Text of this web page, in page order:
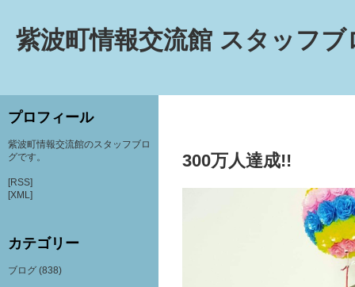
紫波町情報交流館 スタッフブ
300万人達成!!
プロフィール
紫波町情報交流館のスタッフブロ
グです。
[RSS]
[XML]
カテゴリー
ブログ (838)